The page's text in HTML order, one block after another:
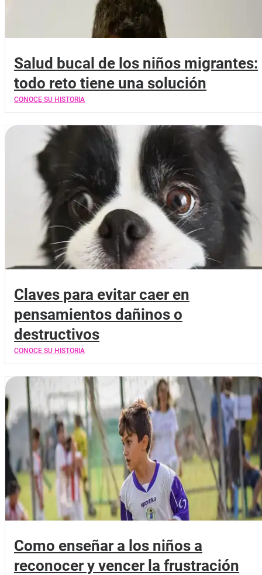
Salud bucal de los niños migrantes:
todo reto tiene una solución
CONOCE SU HISTORIA
Claves para evitar caer en
pensamientos dañinos o
destructivos
CONOCE SU HISTORIA
Como enseñar a los niños a
reconocer y vencer la frustración